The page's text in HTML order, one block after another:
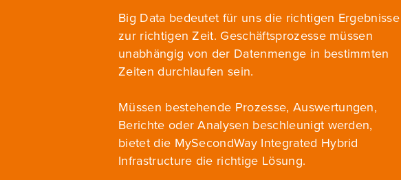
Big Data bedeutet für uns die richtigen Ergebnisse
zur richtigen Zeit. Geschäftsprozesse müssen
unabhängig von der Datenmenge in bestimmten
Zeiten durchlaufen sein.
Müssen bestehende Prozesse, Auswertungen,
Berichte oder Analysen beschleunigt werden,
bietet die MySecondWay Integrated Hybrid
Infrastructure die richtige Lösung.